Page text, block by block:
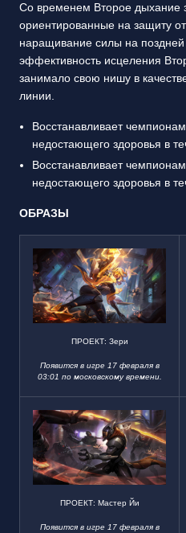
Со временем Второе дыхание
ориентированные на защиту
наращивание силы на
эффективность исцеления
занимало свою нишу в
линии.
Восстанавливает
недостающего здоровья в
Восстанавливает
недостающего здоровья в
ОБРАЗЫ
ПРОЕКТ: Зери
Появится в игре 17 февраля в
03:01 по московскому времени.
ПРОЕКТ: Мастер Йи
Появится в игре 17 февраля в